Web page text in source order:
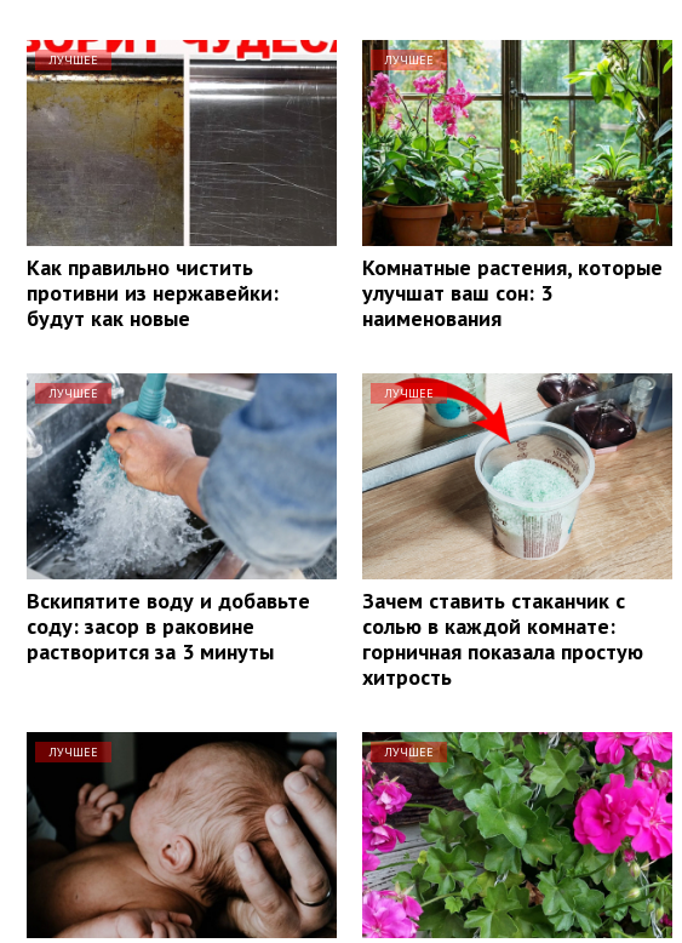
ЛУЧШЕЕ
Как правильно чистить
противни из нержавейки:
будут как новые
ЛУЧШЕЕ
Комнатные растения, которые
улучшат ваш сон: 3
наименования
ЛУЧШЕЕ
Вскипятите воду и добавьте
соду: засор в раковине
растворится за 3 минуты
ЛУЧШЕЕ
Зачем ставить стаканчик с
солью в каждой комнате:
горничная показала простую
хитрость
ЛУЧШЕЕ ЛУЧШЕЕ